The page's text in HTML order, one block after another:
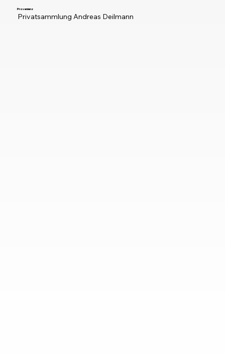
Provenienz
Privatsammlung Andreas Deilmann